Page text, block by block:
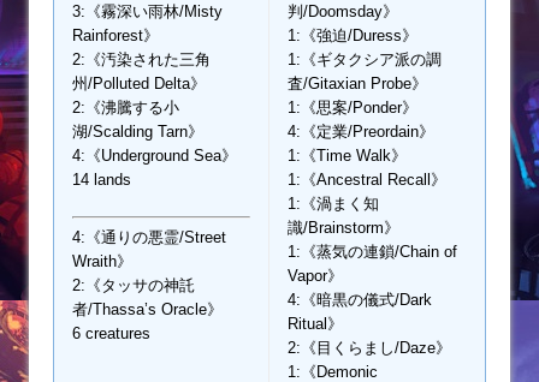
3:《霧深い雨林/Misty
Rainforest》
2:《汚染された三角
州/Polluted Delta》
2:《沸騰する小
湖/Scalding Tarn》
4:《Underground Sea》
14 lands
4:《通りの悪霊/Street
Wraith》
2:《タッサの神託
者/Thassa’s Oracle》
6 creatures
判/Doomsday》
1:《強迫/Duress》
1:《ギタクシア派の調
査/Gitaxian Probe》
1:《思案/Ponder》
4:《定業/Preordain》
1:《Time Walk》
1:《Ancestral Recall》
1:《渦まく知
識/Brainstorm》
1:《蒸気の連鎖/Chain of
Vapor》
4:《暗黒の儀式/Dark
Ritual》
2:《目くらまし/Daze》
1:《Demonic